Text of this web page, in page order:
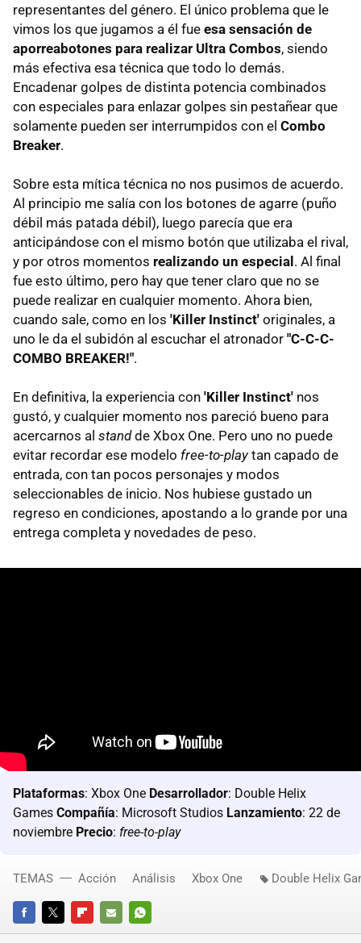
representantes del género. El único problema que le
vimos los que jugamos a él fue esa sensación de
aporreabotones para realizar Ultra Combos, siendo
más efectiva esa técnica que todo lo demás.
Encadenar golpes de distinta potencia combinados
con especiales para enlazar golpes sin pestañear que
solamente pueden ser interrumpidos con el Combo
Breaker.
Sobre esta mítica técnica no nos pusimos de acuerdo.
Al principio me salía con los botones de agarre (puño
débil más patada débil), luego parecía que era
anticipándose con el mismo botón que utilizaba el rival,
y por otros momentos realizando un especial. Al final
fue esto último, pero hay que tener claro que no se
puede realizar en cualquier momento. Ahora bien,
cuando sale, como en los 'Killer Instinct' originales, a
uno le da el subidón al escuchar el atronador "C-C-C-
COMBO BREAKER!".
En definitiva, la experiencia con 'Killer Instinct' nos
gustó, y cualquier momento nos pareció bueno para
acercarnos al standde Xbox One. Pero uno no puede
evitar recordar ese modelo free-to-playtan capado de
entrada, con tan pocos personajes y modos
seleccionables de inicio. Nos hubiese gustado un
regreso en condiciones, apostando a lo grande por una
entrega completa y novedades de peso.
Plataformas: Xbox One Desarrollador: Double Helix
Games Compañía: Microsoft Studios Lanzamiento: 22 de
noviembre Precio: free-to-play
FACEBOOKTWITTERFLIPBOARD
E- WHATSAPP
TEMAS Acción Análisis Xbox One Double Helix